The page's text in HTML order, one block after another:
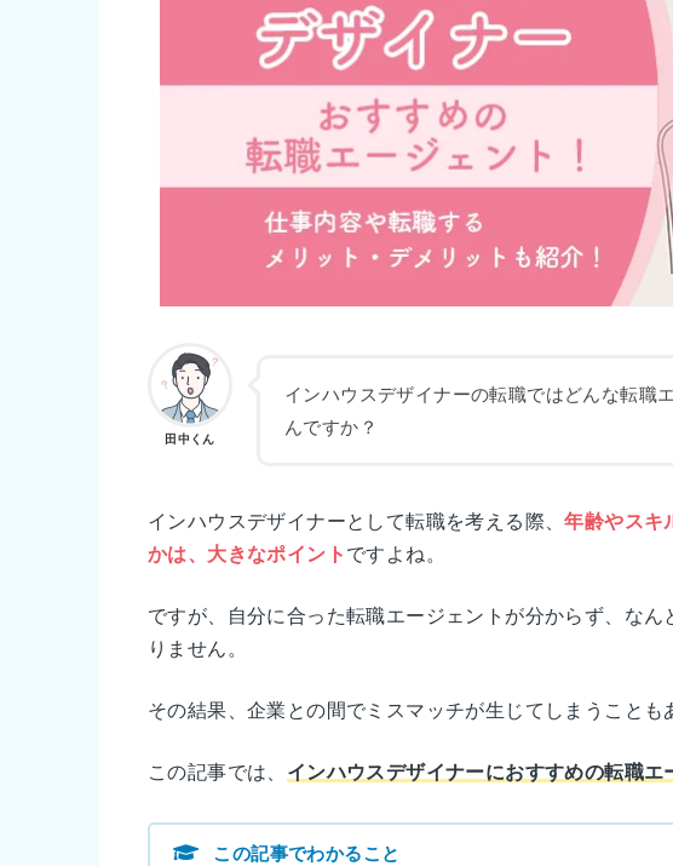
田中くん
インハウスデザイナーの転職ではどんな転職
んですか？
インハウスデザイナーとして転職を考える際、年齢やスキ
かは、大きなポイント ですよね。
ですが、自分に合った転職エージェントが分からず、な
りません。
その結果、企業との間でミスマッチが生じてしまうことも
この記事では、 インハウスデザイナーにおすすめの転職エ
この記事でわかること